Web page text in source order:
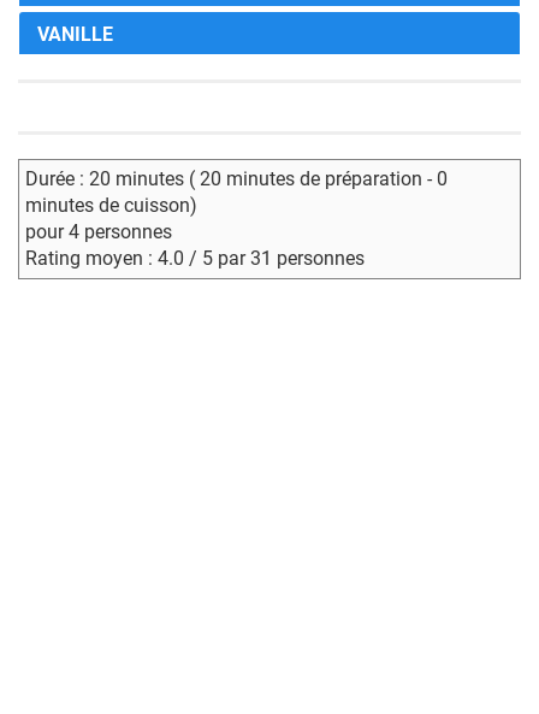
VANILLE
Durée : 20 minutes ( 20 minutes de préparation - 0
minutes de cuisson)
pour 4 personnes
Rating moyen : 4.0 / 5 par 31 personnes